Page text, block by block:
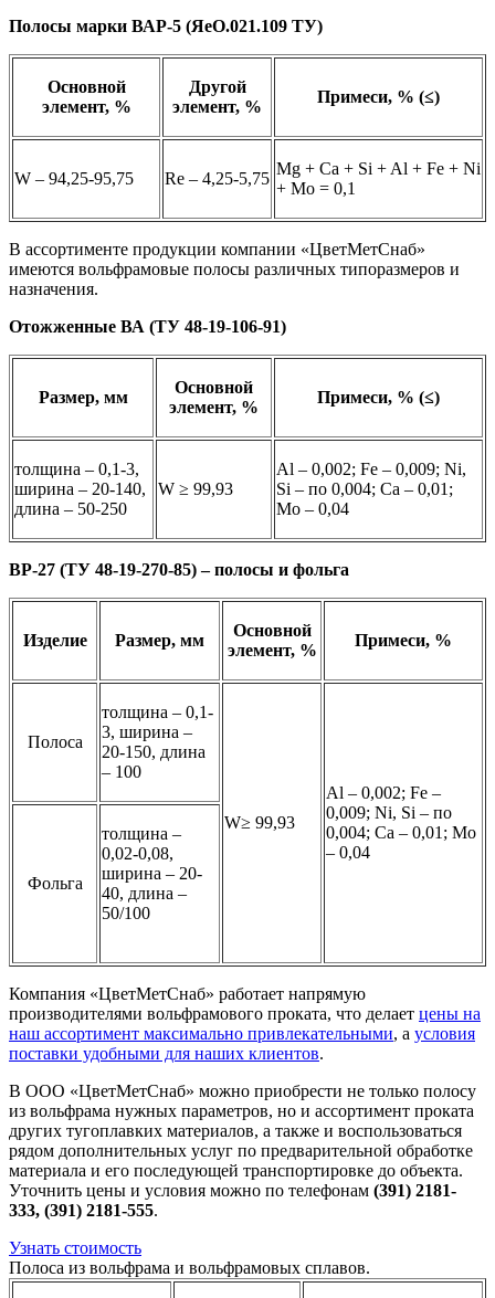
Полосы марки ВАР-5 (ЯеО.021.109 ТУ)
Основной
элемент, %
Другой
элемент, %
Примеси, % (≤)
W – 94,25-95,75 Re – 4,25-5,75
Mg + Ca + Si + Al + Fe + Ni
+ Mo = 0,1
В ассортименте продукции компании «ЦветМетСнаб»
имеются вольфрамовые полосы различных типоразмеров и
назначения.
Отожженные ВА (ТУ 48-19-106-91)
Размер, мм
Основной
элемент, %
Примеси, % (≤)
толщина – 0,1-3,
ширина – 20-140,
длина – 50-250
W ≥ 99,93
Al – 0,002; Fe – 0,009; Ni,
Si – по 0,004; Ca – 0,01;
Mo – 0,04
ВР-27 (ТУ 48-19-270-85) – полосы и фольга
Изделие Размер, мм
Основной
элемент, %
Примеси, %
Полоса
толщина – 0,1-
3, ширина –
20-150, длина
– 100
W≥ 99,93
Al – 0,002; Fe –
0,009; Ni, Si – по
0,004; Ca – 0,01; Mo
– 0,04
Фольга
толщина –
0,02-0,08,
ширина – 20-
40, длина –
50/100
Компания «ЦветМетСнаб» работает напрямую
производителями вольфрамового проката, что делает цены на
наш ассортимент максимально привлекательными, а условия
поставки удобными для наших клиентов.
В ООО «ЦветМетСнаб» можно приобрести не только полосу
из вольфрама нужных параметров, но и ассортимент проката
других тугоплавких материалов, а также и воспользоваться
рядом дополнительных услуг по предварительной обработке
материала и его последующей транспортировке до объекта.
Уточнить цены и условия можно по телефонам (391) 2181-
333, (391) 2181-555.
Узнать стоимость
Полоса из вольфрама и вольфрамовых сплавов.